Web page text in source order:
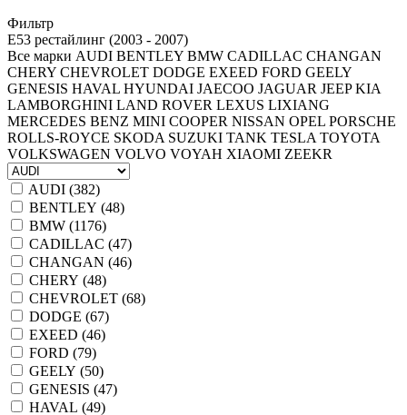
Фильтр
E53 рестайлинг (2003 - 2007)
Все марки AUDI BENTLEY BMW CADILLAC CHANGAN
CHERY CHEVROLET DODGE EXEED FORD GEELY
GENESIS HAVAL HYUNDAI JAECOO JAGUAR JEEP KIA
LAMBORGHINI LAND ROVER LEXUS LIXIANG
MERCEDES BENZ MINI COOPER NISSAN OPEL PORSCHE
ROLLS-ROYCE SKODA SUZUKI TANK TESLA TOYOTA
VOLKSWAGEN VOLVO VOYAH XIAOMI ZEEKR
AUDI (382)
BENTLEY (48)
BMW (1176)
CADILLAC (47)
CHANGAN (46)
CHERY (48)
CHEVROLET (68)
DODGE (67)
EXEED (46)
FORD (79)
GEELY (50)
GENESIS (47)
HAVAL (49)